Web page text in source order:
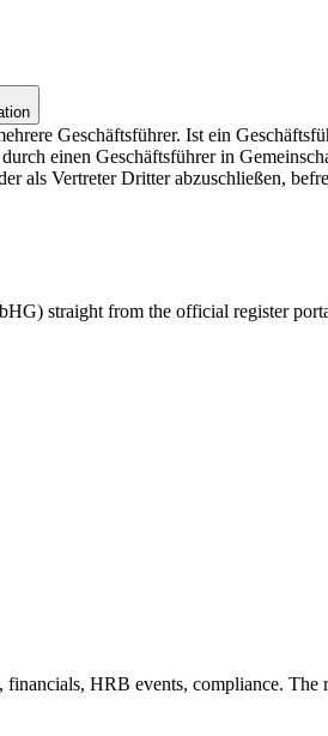
Geschäftsführer. Ist ein
einen Geschäftsführer in
als Vertreter Dritter abzuschließen,
straight from the official register
HRB events, compliance. The